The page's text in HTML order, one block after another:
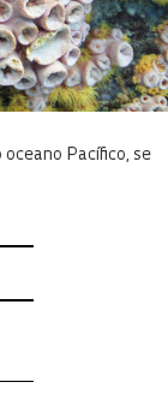
oceano Pacífico, se